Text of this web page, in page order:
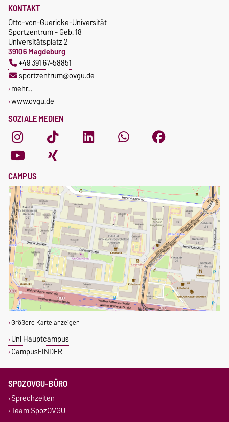
SOZIALE MEDIEN
KONTAKT
Otto-von-Guericke-Universität
Sportzentrum - Geb. 18
Universitätsplatz 2
39106 Magdeburg
+49 391 67-58851
sportzentrum@ovgu.de
mehr…
www.ovgu.de
CAMPUS
Größere Karte anzeigen
Uni Hauptcampus
CampusFINDER
SPOZOVGU-BÜRO
Sprechzeiten
Team SpozOVGU